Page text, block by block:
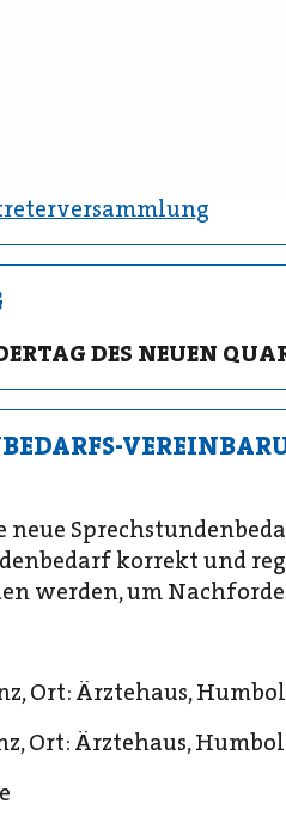
DES NEUEN
korrekt und
werden, um
Ort: Ärztehaus,
Ort: Ärztehaus,